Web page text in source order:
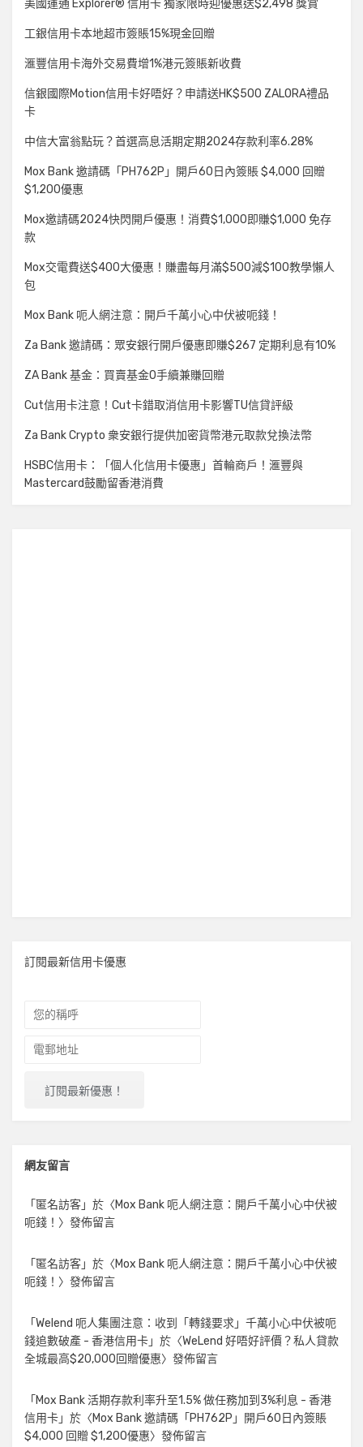
美國運通 Explorer® 信用卡 獨家限時迎優惠送$2,498 獎賞
工銀信用卡本地超市簽賬15%現金回贈
滙豐信用卡海外交易費增1%港元簽賬新收費
信銀國際Motion信用卡好唔好？申請送HK$500 ZALORA禮品
卡
中信大富翁點玩？首選高息活期定期2024存款利率6.28%
Mox Bank 邀請碼「PH762P」開戶60日內簽賬 $4,000 回贈
$1,200優惠
Mox邀請碼2024快閃開戶優惠！消費$1,000即賺$1,000 免存
款
Mox交電費送$400大優惠！賺盡每月滿$500減$100教學懶人
包
Mox Bank 呃人網注意：開戶千萬小心中伏被呃錢！
Za Bank 邀請碼：眾安銀行開戶優惠即賺$267 定期利息有10%
ZA Bank 基金：買賣基金0手續兼賺回贈
Cut信用卡注意！Cut卡錯取消信用卡影響TU信貸評級
Za Bank Crypto 衆安銀行提供加密貨幣港元取款兌換法幣
HSBC信用卡：「個人化信用卡優惠」首輪商戶！滙豐與
Mastercard鼓勵留香港消費
訂閱最新信用卡優惠
網友留言
「匿名訪客」於〈Mox Bank 呃人網注意：開戶千萬小心中伏被
呃錢！ 〉發佈留言
「匿名訪客」於〈Mox Bank 呃人網注意：開戶千萬小心中伏被
呃錢！ 〉發佈留言
「Welend 呃人集團注意：收到「轉錢要求」千萬小心中伏被呃
錢追數破產 - 香港信用卡」於〈WeLend 好唔好評價？私人貸款
全城最高$20,000回贈優惠〉發佈留言
「 Mox Bank 活期存款利率升至1.5% 做任務加到3%利息 - 香港
信用卡」於〈Mox Bank 邀請碼「PH762P」開戶60日內簽賬
$4,000 回贈 $1,200優惠〉發佈留言